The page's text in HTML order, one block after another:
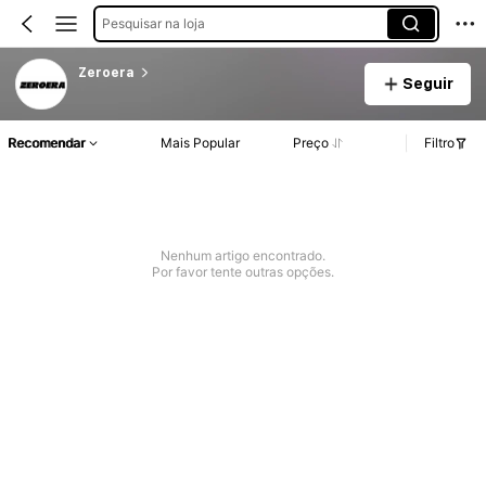
Pesquisar na loja
Zeroera
Seguir
Recomendar Mais Popular Preço Filtro
Nenhum artigo encontrado.
Por favor tente outras opções.